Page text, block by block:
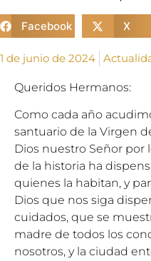
Facebook X
1 de junio de 2024
Queridos Hermanos:
Como cada año
santuario de la Virgen
Dios nuestro Señor por
de la historia ha
quienes la habitan, y
Dios que nos siga
cuidados, que se
madre de todos los
nosotros, y la ciudad